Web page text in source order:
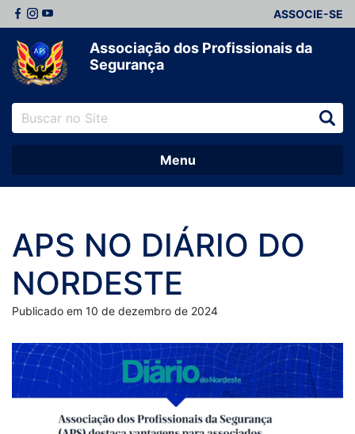
ASSOCIE-SE
Associação dos Profissionais da
Segurança
Menu
APS NO DIÁRIO DO
NORDESTE
Publicado em 10 de dezembro de 2024